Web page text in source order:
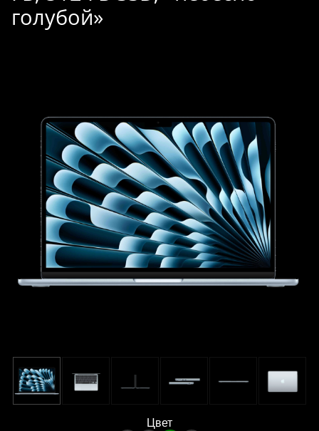
голубой»
Цвет